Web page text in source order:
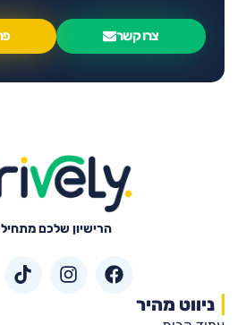
צרו קשר
הרישיון שלכם
ניווט מהיר